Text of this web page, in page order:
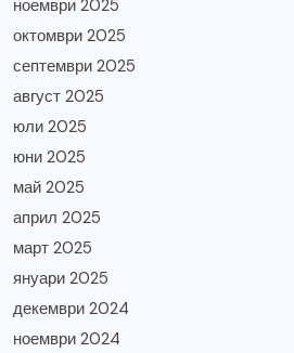
ноември 2025
октомври 2025
септември 2025
август 2025
юли 2025
юни 2025
май 2025
април 2025
март 2025
януари 2025
декември 2024
ноември 2024